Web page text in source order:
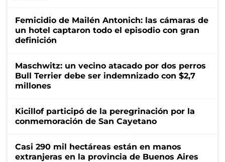
Femicidio de Mailén Antonich: las cámaras de
un hotel captaron todo el episodio con gran
definición
Maschwitz: un vecino atacado por dos perros
Bull Terrier debe ser indemnizado con $2,7
millones
Kicillof participó de la peregrinación por la
conmemoración de San Cayetano
Casi 290 mil hectáreas están en manos
extranjeras en la provincia de Buenos Aires